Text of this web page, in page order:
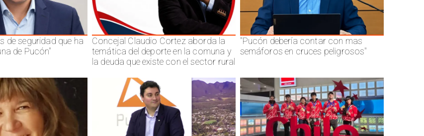
de seguridad que ha
de Pucón"
Concejal Claudio Cortez aborda la
temática del deporte en la comuna y
la deuda que existe con el sector rural
"Pucón debería contar con mas
semáforos en cruces peligrosos"